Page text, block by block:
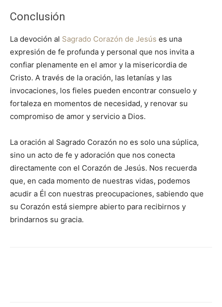
Conclusión
La devoción al Sagrado Corazón de Jesús es una
expresión de fe profunda y personal que nos invita a
confiar plenamente en el amor y la misericordia de
Cristo. A través de la oración, las letanías y las
invocaciones, los fieles pueden encontrar consuelo y
fortaleza en momentos de necesidad, y renovar su
compromiso de amor y servicio a Dios.
La oración al Sagrado Corazón no es solo una súplica,
sino un acto de fe y adoración que nos conecta
directamente con el Corazón de Jesús. Nos recuerda
que, en cada momento de nuestras vidas, podemos
acudir a Él con nuestras preocupaciones, sabiendo que
su Corazón está siempre abierto para recibirnos y
brindarnos su gracia.